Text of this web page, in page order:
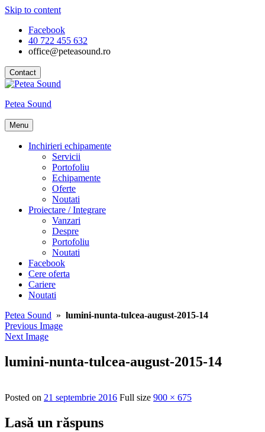
Skip to content
Facebook
40 722 455 632
office@peteasound.ro
Contact
Petea Sound
Menu
Inchirieri echipamente
Servicii
Portofoliu
Echipamente
Oferte
Noutati
Proiectare / Integrare
Vanzari
Despre
Portofoliu
Noutati
Facebook
Cere oferta
Cariere
Noutati
Petea Sound » lumini-nunta-tulcea-august-2015-14
Previous Image
Next Image
lumini-nunta-tulcea-august-2015-14
Posted on 21 septembrie 2016 Full size 900 × 675
Lasă un răspuns